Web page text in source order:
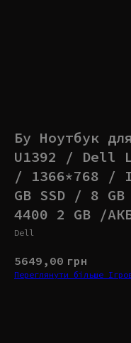
Бу Ноутбук
U1392 / Dell
/ 1366*768 /
GB SSD / 8
4400 2 GB /
Dell
5649,00 грн
Переглянути більше